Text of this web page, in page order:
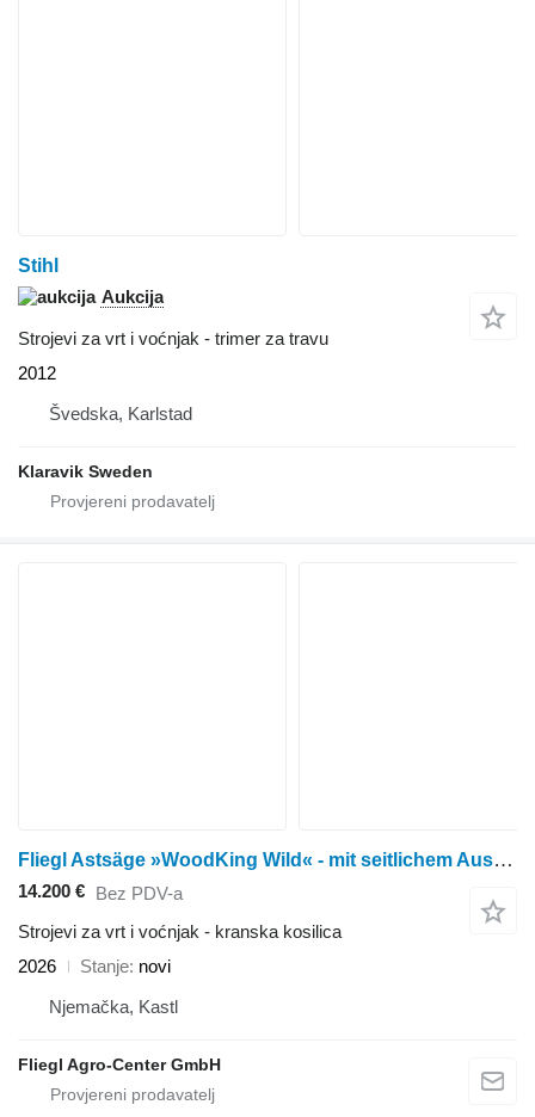
Stihl
Aukcija
Strojevi za vrt i voćnjak - trimer za travu
2012
Švedska, Karlstad
Klaravik Sweden
Fliegl Astsäge »WoodKing Wild« - mit seitlichem Ausschub / Euronormaufn
14.200 € Bez PDV-a
Strojevi za vrt i voćnjak - kranska kosilica
2026
Stanje novi
Njemačka, Kastl
Fliegl Agro-Center GmbH